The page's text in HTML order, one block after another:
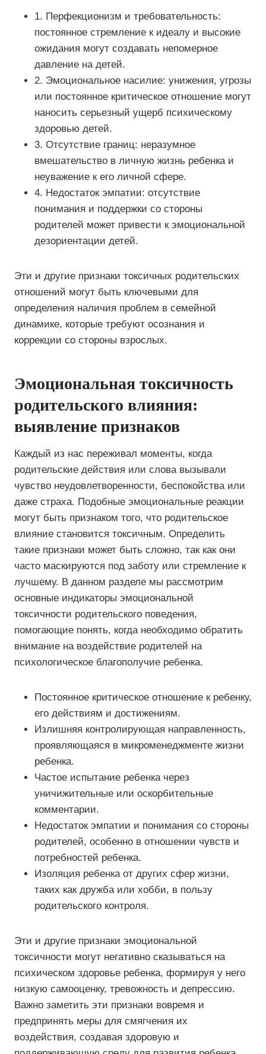
1. Перфекционизм и требовательность:
постоянное стремление к идеалу и высокие
ожидания могут создавать непомерное
давление на детей.
2. Эмоциональное насилие: унижения, угрозы
или постоянное критическое отношение могут
наносить серьезный ущерб психическому
здоровью детей.
3. Отсутствие границ: неразумное
вмешательство в личную жизнь ребенка и
неуважение к его личной сфере.
4. Недостаток эмпатии: отсутствие
понимания и поддержки со стороны
родителей может привести к эмоциональной
дезориентации детей.
Эти и другие признаки токсичных родительских
отношений могут быть ключевыми для
определения наличия проблем в семейной
динамике, которые требуют осознания и
коррекции со стороны взрослых.
Эмоциональная токсичность
родительского влияния:
выявление признаков
Каждый из нас переживал моменты, когда
родительские действия или слова вызывали
чувство неудовлетворенности, беспокойства или
даже страха. Подобные эмоциональные реакции
могут быть признаком того, что родительское
влияние становится токсичным. Определить
такие признаки может быть сложно, так как они
часто маскируются под заботу или стремление к
лучшему. В данном разделе мы рассмотрим
основные индикаторы эмоциональной
токсичности родительского поведения,
помогающие понять, когда необходимо обратить
внимание на воздействие родителей на
психологическое благополучие ребенка.
Постоянное критическое отношение к ребенку,
его действиям и достижениям.
Излишняя контролирующая направленность,
проявляющаяся в микроменеджменте жизни
ребенка.
Частое испытание ребенка через
уничижительные или оскорбительные
комментарии.
Недостаток эмпатии и понимания со стороны
родителей, особенно в отношении чувств и
потребностей ребенка.
Изоляция ребенка от других сфер жизни,
таких как дружба или хобби, в пользу
родительского контроля.
Эти и другие признаки эмоциональной
токсичности могут негативно сказываться на
психическом здоровье ребенка, формируя у него
низкую самооценку, тревожность и депрессию.
Важно заметить эти признаки вовремя и
предпринять меры для смягчения их
воздействия, создавая здоровую и